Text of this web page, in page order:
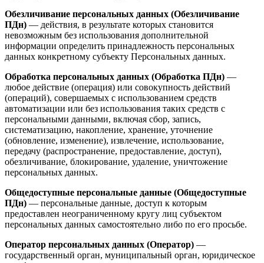
Обезличивание персональных данных (Обезличивание
ПДн) — действия, в результате которых становится
невозможным без использования дополнительной
информации определить принадлежность персональных
данных конкретному субъекту Персональных данных.
Обработка персональных данных (Обработка ПДн) —
любое действие (операция) или совокупность действий
(операций), совершаемых с использованием средств
автоматизации или без использования таких средств с
персональными данными, включая сбор, запись,
систематизацию, накопление, хранение, уточнение
(обновление, изменение), извлечение, использование,
передачу (распространение, предоставление, доступ),
обезличивание, блокирование, удаление, уничтожение
персональных данных.
Общедоступные персональные данные (Общедоступные
ПДн) — персональные данные, доступ к которым
предоставлен неограниченному кругу лиц субъектом
персональных данных самостоятельно либо по его просьбе.
Оператор персональных данных (Оператор) —
государственный орган, муниципальный орган, юридическое